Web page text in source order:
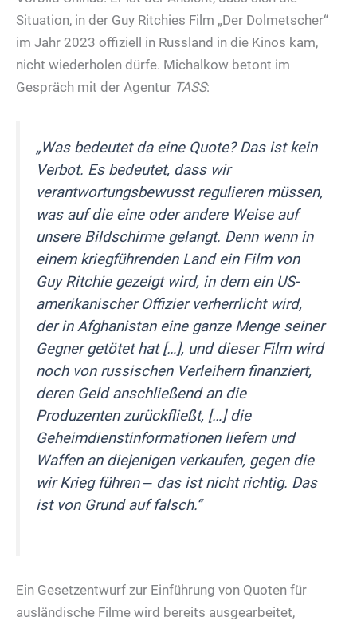
Situation, in der Guy Ritchies Film „Der Dolmetscher“
im Jahr 2023 offiziell in Russland in die Kinos kam,
nicht wiederholen dürfe. Michalkow betont im
Gespräch mit der Agentur TASS:
„Was bedeutet da eine Quote? Das ist kein
Verbot. Es bedeutet, dass wir
verantwortungsbewusst regulieren müssen,
was auf die eine oder andere Weise auf
unsere Bildschirme gelangt. Denn wenn in
einem kriegführenden Land ein Film von
Guy Ritchie gezeigt wird, in dem ein US-
amerikanischer Offizier verherrlicht wird,
der in Afghanistan eine ganze Menge seiner
Gegner getötet hat […], und dieser Film wird
noch von russischen Verleihern finanziert,
deren Geld anschließend an die
Produzenten zurückfließt, […] die
Geheimdienstinformationen liefern und
Waffen an diejenigen verkaufen, gegen die
wir Krieg führen ‒ das ist nicht richtig. Das
ist von Grund auf falsch.“
Ein Gesetzentwurf zur Einführung von Quoten für
ausländische Filme wird bereits ausgearbeitet,